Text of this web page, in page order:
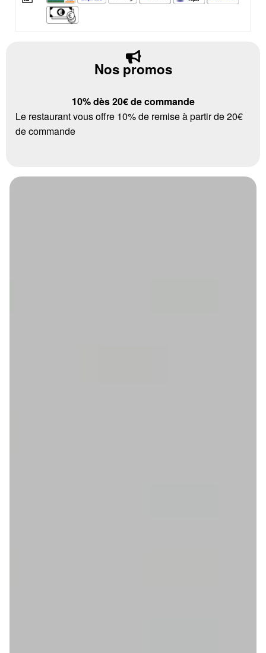
Nos promos
10% dès 20€ de commande
Le restaurant vous offre 10% de remise à partir de 20€
de commande